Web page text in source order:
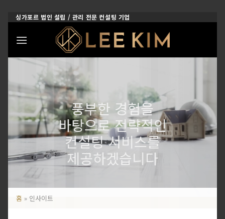
Skip
content
싱가포르 법인 설립 / 관리 전문 컨설팅 기업
풍부한 경험을
바탕으로 전략적인
컨설팅 서비스를
제공하겠습니다
홈 » 인사이트